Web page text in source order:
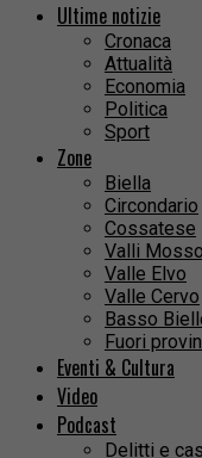
Ultime notizie
Cronaca
Attualità
Economia
Politica
Sport
Zone
Biella
Circondario
Cossatese
Valli
Valle Elvo
Valle Cervo
Basso
Fuori
Eventi & Cultura
Video
Podcast
Delitti e